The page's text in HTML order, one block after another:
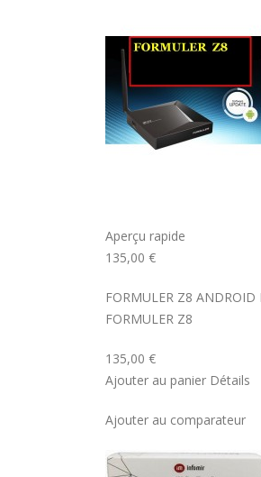
Aperçu rapide
135,00 €
FORMULER Z8
FORMULER Z8
135,00 €
Ajouter au panier Détails
Ajouter au comparateur
:QUELLES
CLES
septembre 22,